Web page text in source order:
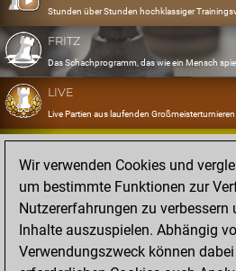
Stunden über Stunden hochklassiger
FRITZ
Das Schachprogramm, das wie ein Mensch
LIVE
Live Partien aus laufenden Großmeisterturnieren
OPENINGS
Erfassen und Üben Sie Ihr Eröffnungsrepertoire
DATABASE
Acht Millionen starke Partien
MYGAMES
Speichern und analysieren Sie eigene Partien in
Wir verwenden Cookies und
um bestimmte Funktionen zur
Nutzererfahrungen zu verbessern
Inhalte auszuspielen. Abhängig
Verwendungszweck können